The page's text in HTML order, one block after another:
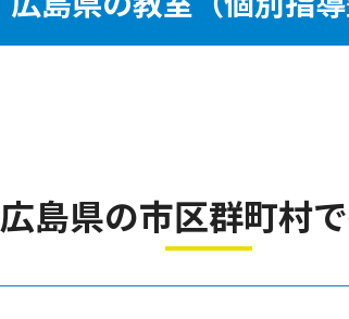
広島県の市区群町村